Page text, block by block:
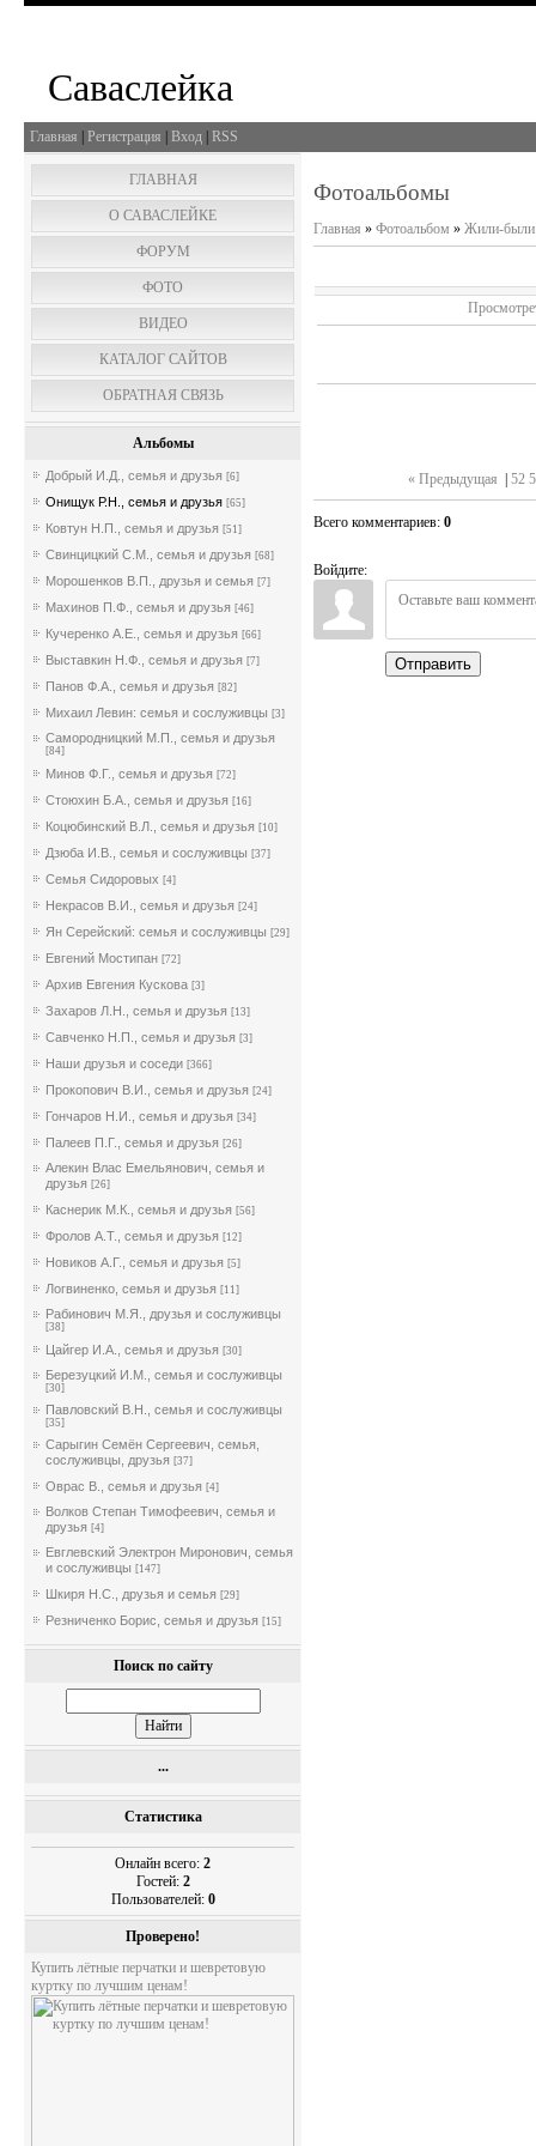
Саваслейка
Главная Регистрация Вход RSS
ГЛАВНАЯ
О САВАСЛЕЙКЕ
ФОРУМ
ФОТО
ВИДЕО
КАТАЛОГ САЙТОВ
ОБРАТНАЯ СВЯЗЬ
Альбомы
Добрый И.Д., семья и друзья [6]
Онищук Р.Н., семья и друзья [65]
Ковтун Н.П., семья и друзья [51]
Свинцицкий С.М., семья и друзья [68]
Морошенков В.П., друзья и семья [7]
Махинов П.Ф., семья и друзья [46]
Кучеренко А.Е., семья и друзья [66]
Выставкин Н.Ф., семья и друзья [7]
Панов Ф.А., семья и друзья [82]
Михаил Левин: семья и сослуживцы [3]
Самородницкий М.П., семья и друзья
[84]
Минов Ф.Г., семья и друзья [72]
Стоюхин Б.А., семья и друзья [16]
Коцюбинский В.Л., семья и друзья [10]
Дзюба И.В., семья и сослуживцы [37]
Семья Сидоровых [4]
Некрасов В.И., семья и друзья [24]
Ян Серейский: семья и сослуживцы [29]
Евгений Мостипан [72]
Архив Евгения Кускова [3]
Захаров Л.Н., семья и друзья [13]
Савченко Н.П., семья и друзья [3]
Наши друзья и соседи [366]
Прокопович В.И., семья и друзья [24]
Гончаров Н.И., семья и друзья [34]
Палеев П.Г., семья и друзья [26]
Алекин Влас Емельянович, семья и
друзья [26]
Каснерик М.К., семья и друзья [56]
Фролов А.Т., семья и друзья [12]
Новиков А.Г., семья и друзья [5]
Логвиненко, семья и друзья [11]
Рабинович М.Я., друзья и сослуживцы
[38]
Цайгер И.А., семья и друзья [30]
Березуцкий И.М., семья и сослуживцы
[30]
Павловский В.Н., семья и сослуживцы
[35]
Сарыгин Семён Сергеевич, семья,
сослуживцы, друзья [37]
Оврас В., семья и друзья [4]
Волков Степан Тимофеевич, семья и
друзья [4]
Евглевский Электрон Миронович, семья
и сослуживцы [147]
Шкиря Н.С., друзья и семья [29]
Резниченко Борис, семья и друзья [15]
Поиск по сайту
...
Статистика
Онлайн всего: 2
Гостей: 2
Пользователей: 0
Проверено!
Купить лётные перчатки и шевретовую
куртку по лучшим ценам!
Фотоальбомы
Главная » Фотоальбом » Жили-
« Предыдущая 52
Всего комментариев: 0
Войдите:
Отправить